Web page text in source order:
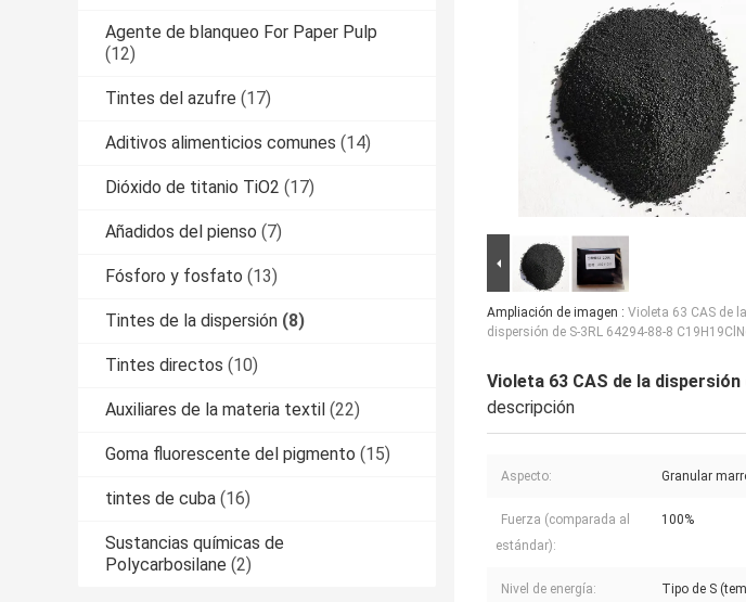
Agente de blanqueo For Paper Pulp
(12)
Tintes del azufre (17)
Aditivos alimenticios comunes (14)
Dióxido de titanio TiO2 (17)
Añadidos del pienso (7)
Fósforo y fosfato (13)
Tintes de la dispersión (8)
Tintes directos (10)
Auxiliares de la materia textil (22)
Goma fluorescente del pigmento (15)
tintes de cuba (16)
Sustancias químicas de
Polycarbosilane (2)
Ampliación de imagen : Violeta 63 CAS de la
dispersión de S-3RL 64294-88-8
Violeta 63 CAS de la dispersión
descripción
Aspecto: Granular
Fuerza (comparada al
estándar):
100%
Nivel de energía: Tipo de S